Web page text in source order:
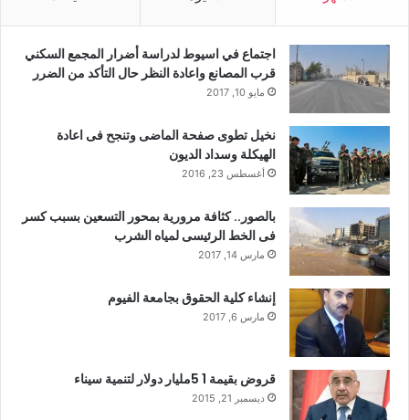
اجتماع في اسيوط لدراسة أضرار المجمع السكني
قرب المصانع واعادة النظر حال التأكد من الضرر
مايو 10, 2017
نخيل تطوى صفحة الماضى وتنجح فى اعادة
الهيكلة وسداد الديون
أغسطس 23, 2016
بالصور.. كثافة مرورية بمحور التسعين بسبب كسر
فى الخط الرئيسى لمياه الشرب
مارس 14, 2017
إنشاء كلية الحقوق بجامعة الفيوم
مارس 6, 2017
قروض بقيمة 1 5مليار دولار لتنمية سيناء
ديسمبر 21, 2015